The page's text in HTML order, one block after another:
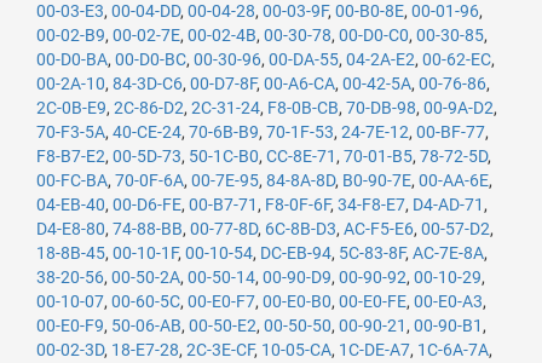
00-03-E3, 00-04-DD, 00-04-28, 00-03-9F, 00-B0-8E, 00-01-96,
00-02-B9, 00-02-7E, 00-02-4B, 00-30-78, 00-D0-C0, 00-30-85,
00-D0-BA, 00-D0-BC, 00-30-96, 00-DA-55, 04-2A-E2, 00-62-EC,
00-2A-10, 84-3D-C6, 00-D7-8F, 00-A6-CA, 00-42-5A, 00-76-86,
2C-0B-E9, 2C-86-D2, 2C-31-24, F8-0B-CB, 70-DB-98, 00-9A-D2,
70-F3-5A, 40-CE-24, 70-6B-B9, 70-1F-53, 24-7E-12, 00-BF-77,
F8-B7-E2, 00-5D-73, 50-1C-B0, CC-8E-71 , 70-01-B5, 78-72-5D,
00-FC-BA, 70-0F-6A, 00-7E-95, 84-8A-8D, B0-90-7E, 00-AA-6E,
04-EB-40, 00-D6-FE, 00-B7-71 , F8-0F-6F, 34-F8-E7, D4-AD-71 ,
D4-E8-80, 74-88-BB, 00-77-8D, 6C-8B-D3, AC-F5-E6, 00-57-D2,
18-8B-45, 00-10-1F, 00-10-54, DC-EB-94, 5C-83-8F, AC-7E-8A,
38-20-56, 00-50-2A, 00-50-14, 00-90-D9, 00-90-92, 00-10-29,
00-10-07, 00-60-5C, 00-E0-F7, 00-E0-B0, 00-E0-FE, 00-E0-A3,
00-E0-F9, 50-06-AB, 00-50-E2, 00-50-50, 00-90-21 , 00-90-B1 ,
00-02-3D, 18-E7-28, 2C-3E-CF, 10-05-CA, 1C-DE-A7, 1C-6A-7A,